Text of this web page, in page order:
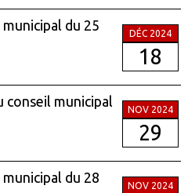
du 25
DÉC 2024
18
conseil municipal
NOV 2024
29
du 28
NOV 2024